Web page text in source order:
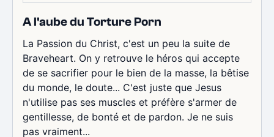
A l'aube du Torture Porn
La Passion du Christ, c'est un peu la suite de
Braveheart. On y retrouve le héros qui accepte
de se sacrifier pour le bien de la masse, la bêtise
du monde, le doute... C'est juste que Jesus
n'utilise pas ses muscles et préfère s'armer de
gentillesse, de bonté et de pardon. Je ne suis
pas vraiment...